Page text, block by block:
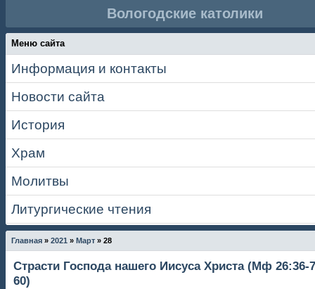
Вологодские католики
Меню сайта
Информация и контакты
Новости сайта
История
Храм
Молитвы
Литургические чтения
Главная » 2021 » Март » 28
Страсти Господа нашего Иисуса Христа (Мф 26:36-
60)